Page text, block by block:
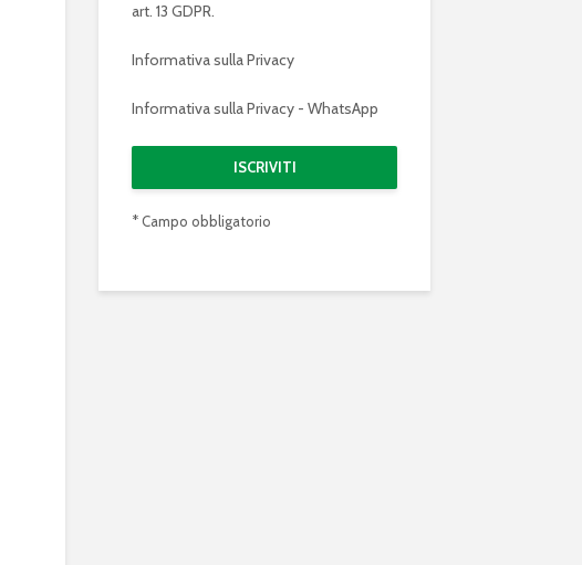
art. 13 GDPR.
Informativa sulla Privacy
Informativa sulla Privacy - WhatsApp
* Campo obbligatorio